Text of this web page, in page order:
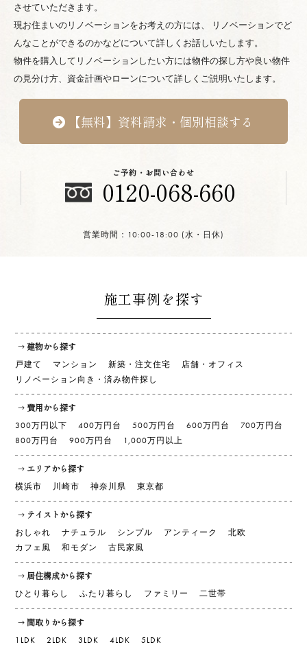
させていただきます。
現お住まいのリノベーションをお考えの方には、 リノベーションでど
んなことができるのかなどについて詳しくお話しいたします。
物件を購入してリノベーションしたい方には物件の探し方や良い物件
の見分け方、資金計画やローンについて詳しくご説明いたします。
【無料】資料請求・個別相談する
ご予約・お問い合わせ
0120-068-660
営業時間：10:00-18:00 (水・日休)
施工事例を探す
建物から探す
戸建て マンション 新築・注文住宅
店舗・オフィス
リノベーション向き・済み物件探し
費用から探す
300万円以下 400万円台 500万円台 600万円台
700万円台
800万円台
900万円台 1,000万円以上
エリアから探す
横浜市 川崎市 神奈川県 東京都
テイストから探す
おしゃれ ナチュラル シンプル アンティーク
北欧
カフェ風
和モダン 古民家風
居住構成から探す
ひとり暮らし ふたり暮らし ファミリー 二世帯
間取りから探す
1LDK 2LDK 3LDK 4LDK 5LDK